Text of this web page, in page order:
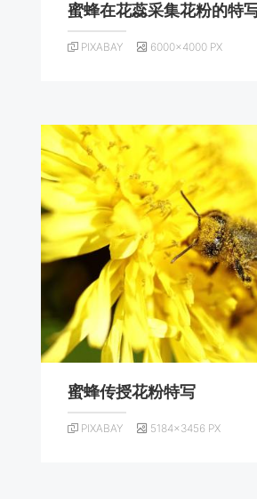
蜜蜂在花蕊采集花粉的特
PIXABAY 6000×4000 PX
蜜蜂传授花粉特写
PIXABAY 5184×3456 PX